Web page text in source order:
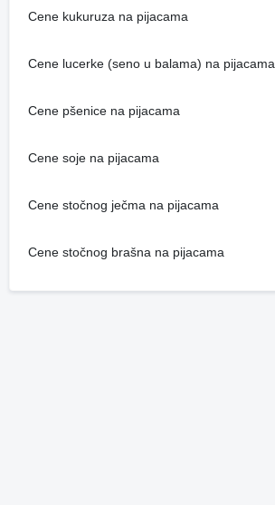
Cene kukuruza na pijacama
Cene lucerke (seno u balama) na pijacama
Cene pšenice na pijacama
Cene soje na pijacama
Cene stočnog ječma na pijacama
Cene stočnog brašna na pijacama